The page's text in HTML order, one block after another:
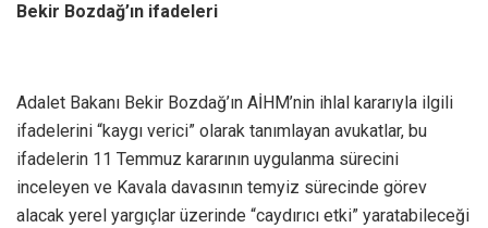
Bekir Bozdağ’ın ifadeleri
Adalet Bakanı Bekir Bozdağ’ın AİHM’nin ihlal kararıyla ilgili
ifadelerini “kaygı verici” olarak tanımlayan avukatlar, bu
ifadelerin 11 Temmuz kararının uygulanma sürecini
inceleyen ve Kavala davasının temyiz sürecinde görev
alacak yerel yargıçlar üzerinde “caydırıcı etki” yaratabileceği